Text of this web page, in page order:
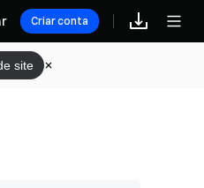
Criar conta
site